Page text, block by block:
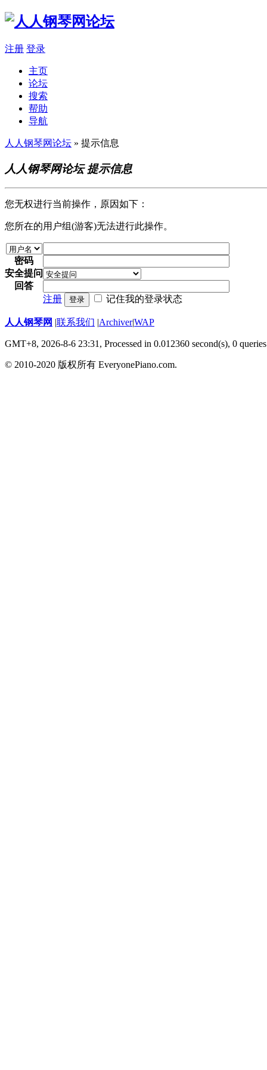
注册 登录
主页
论坛
搜索
帮助
导航
人人钢琴网论坛 » 提示信息
人人钢琴网论坛 提示信息
您无权进行当前操作，原因如下：
您所在的用户组(游客)无法进行此操作。
密码
安全提问
回答
注册
登录 记住我的登录状态
人人钢琴网 |联系我们 |Archiver|WAP
GMT+8, 2026-8-6 23:31, Processed in 0.012360 second(s), 0 queries
© 2010-2020 版权所有 EveryonePiano.com.